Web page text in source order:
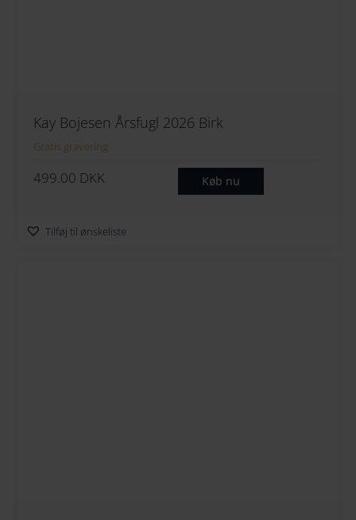
Kay Bojesen Årsfugl 2026 Birk
Gratis gravering
499.00 DKK Køb nu
Tilføj til ønskeliste